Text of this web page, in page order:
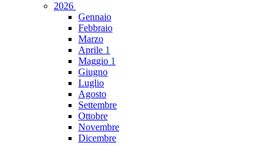
2026
Gennaio
Febbraio
Marzo
Aprile 1
Maggio 1
Giugno
Luglio
Agosto
Settembre
Ottobre
Novembre
Dicembre